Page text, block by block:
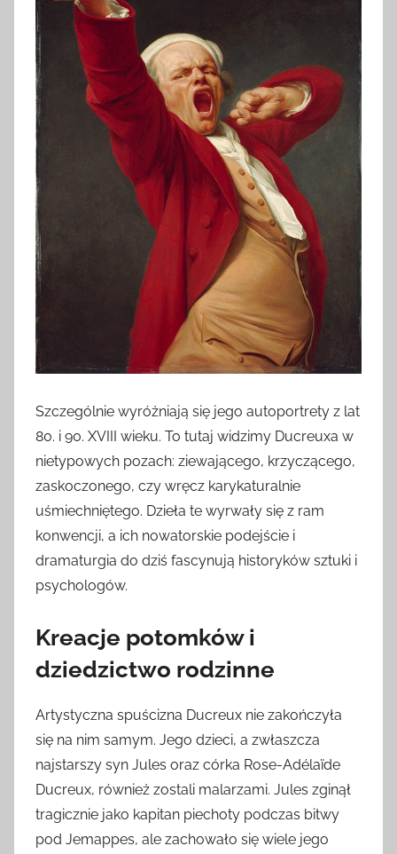
Szczególnie wyróżniają się jego autoportrety z lat
80. i 90. XVIII wieku. To tutaj widzimy Ducreuxa w
nietypowych pozach: ziewającego, krzyczącego,
zaskoczonego, czy wręcz karykaturalnie
uśmiechniętego. Dzieła te wyrwały się z ram
konwencji, a ich nowatorskie podejście i
dramaturgia do dziś fascynują historyków sztuki i
psychologów.
Kreacje potomków i
dziedzictwo rodzinne
Artystyczna spuścizna Ducreux nie zakończyła
się na nim samym. Jego dzieci, a zwłaszcza
najstarszy syn Jules oraz córka Rose-Adélaïde
Ducreux, również zostali malarzami. Jules zginął
tragicznie jako kapitan piechoty podczas bitwy
pod Jemappes, ale zachowało się wiele jego